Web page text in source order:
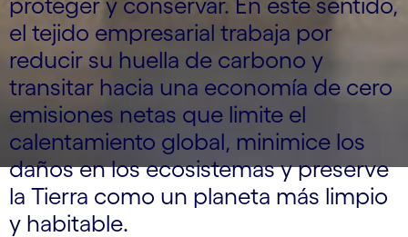
el tejido empresarial trabaja por
reducir su huella de carbono y
transitar hacia una economía de cero
emisiones netas que limite el
calentamiento global, minimice los
daños en los ecosistemas y preserve
la Tierra como un planeta más limpio
y habitable.